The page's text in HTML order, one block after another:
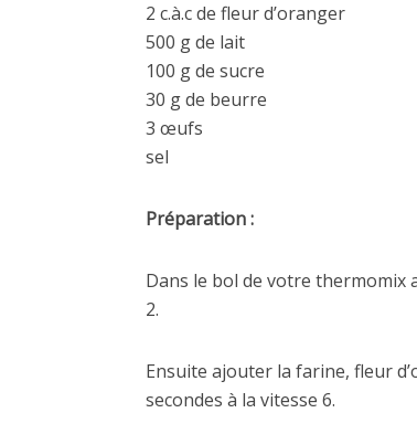
2 c.à.c de fleur d’oranger
500 g de lait
100 g de sucre
30 g de beurre
3 œufs
sel
Préparation :
Dans le bol de votre thermomix
2.
Ensuite ajouter la farine, fleur
secondes à la vitesse 6.